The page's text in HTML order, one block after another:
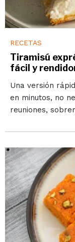
RECETAS
Tiramisú
fácil y
Una versión
en minutos, no
reuniones,